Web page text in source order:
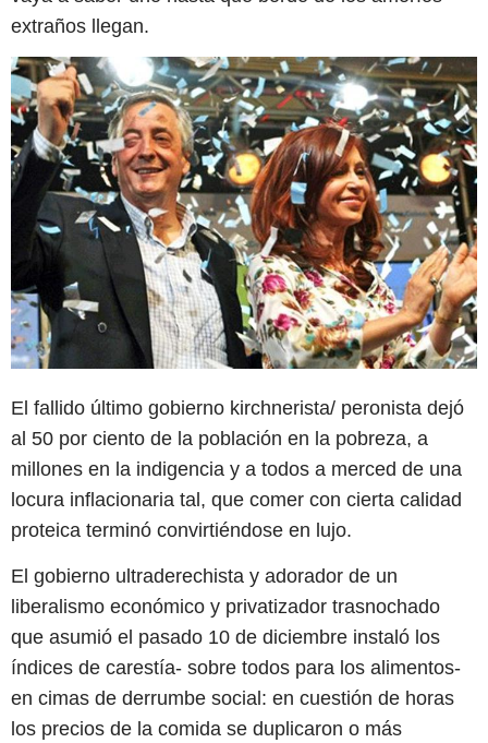
extraños llegan.
El fallido último gobierno kirchnerista/ peronista dejó
al 50 por ciento de la población en la pobreza, a
millones en la indigencia y a todos a merced de una
locura inflacionaria tal, que comer con cierta calidad
proteica terminó convirtiéndose en lujo.
El gobierno ultraderechista y adorador de un
liberalismo económico y privatizador trasnochado
que asumió el pasado 10 de diciembre instaló los
índices de carestía- sobre todos para los alimentos-
en cimas de derrumbe social: en cuestión de horas
los precios de la comida se duplicaron o más